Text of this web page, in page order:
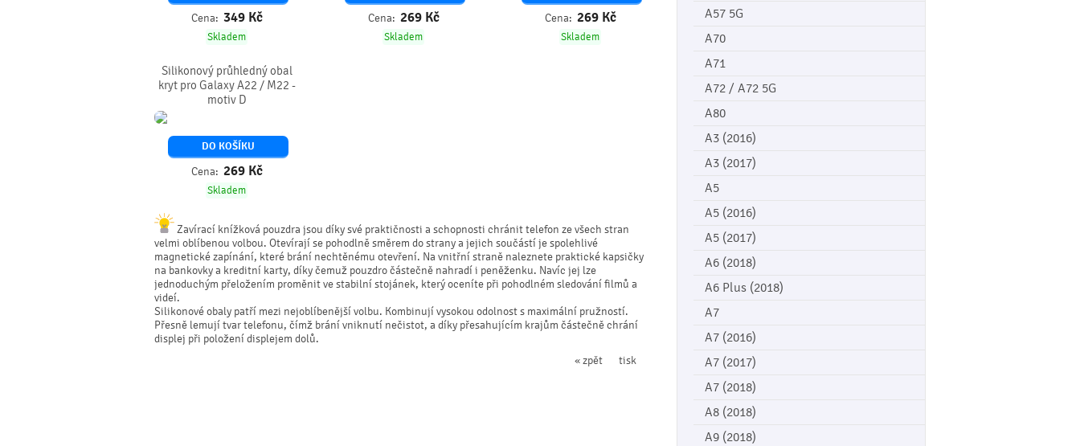
A57 5G
A70
A71
A72 / A72 5G
A80
A3 (2016)
A3 (2017)
A5
A5 (2016)
A5 (2017)
A6 (2018)
A6 Plus (2018)
A7
A7 (2016)
A7 (2017)
A7 (2018)
A8 (2018)
A9 (2018)
Cena: 349 Kč
Skladem
Cena: 269 Kč
Skladem
Cena: 269 Kč
Skladem
Silikonový průhledný obal
kryt pro Galaxy A22 / M22 -
motiv D
DO KOŠÍKU
Cena: 269 Kč
Skladem
Zavírací knížková pouzdra jsou díky své praktičnosti a schopnosti chránit telefon ze všech stran
velmi oblíbenou volbou. Otevírají se pohodlně směrem do strany a jejich součástí je spolehlivé
magnetické zapínání, které brání nechtěnému otevření. Na vnitřní straně naleznete praktické kapsičky
na bankovky a kreditní karty, díky čemuž pouzdro částečně nahradí i peněženku. Navíc jej lze
jednoduchým přeložením proměnit ve stabilní stojánek, který oceníte při pohodlném sledování filmů a
videí.
Silikonové obaly patří mezi nejoblíbenější volbu. Kombinují vysokou odolnost s maximální pružností.
Přesně lemují tvar telefonu, čímž brání vniknutí nečistot, a díky přesahujícím krajům částečně chrání
displej při položení displejem dolů.
tisk
« zpět